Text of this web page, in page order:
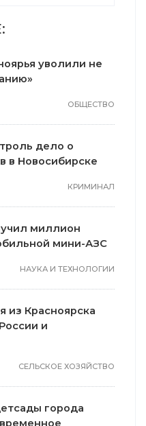
уволили не
ОБЩЕСТВО
дело о
в Новосибирске
КРИМИНАЛ
миллион
мини-АЗС
НАУКА И ТЕХНОЛОГИИ
из Красноярска
и
СЕЛЬСКОЕ ХОЗЯЙСТВО
города